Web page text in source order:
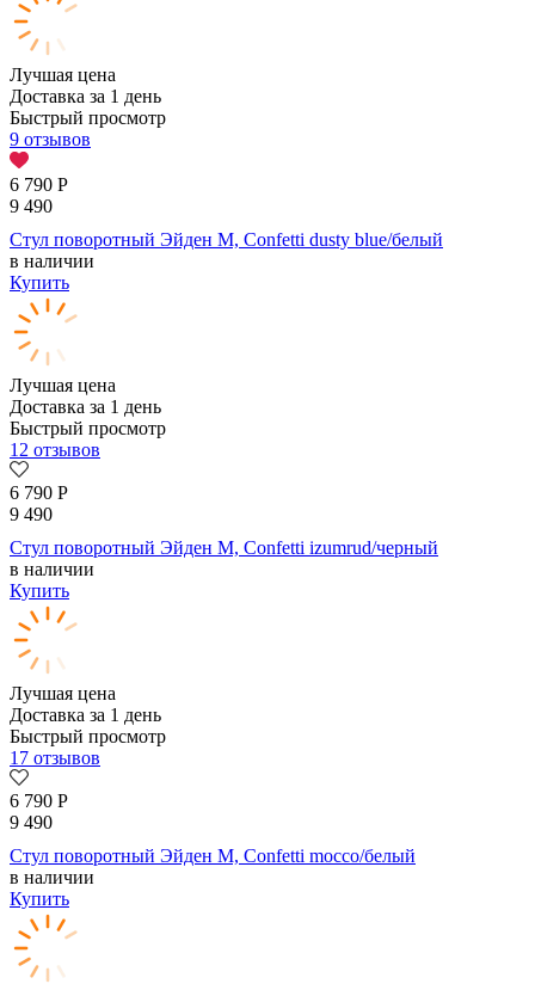
Лучшая цена
Доставка за 1 день
Быстрый просмотр
9 отзывов
6 790 Р
9 490
Стул поворотный Эйден М, Confetti dusty blue/белый
в наличии
Купить
Лучшая цена
Доставка за 1 день
Быстрый просмотр
12 отзывов
6 790 Р
9 490
Стул поворотный Эйден М, Confetti izumrud/черный
в наличии
Купить
Лучшая цена
Доставка за 1 день
Быстрый просмотр
17 отзывов
6 790 Р
9 490
Стул поворотный Эйден М, Confetti mocco/белый
в наличии
Купить